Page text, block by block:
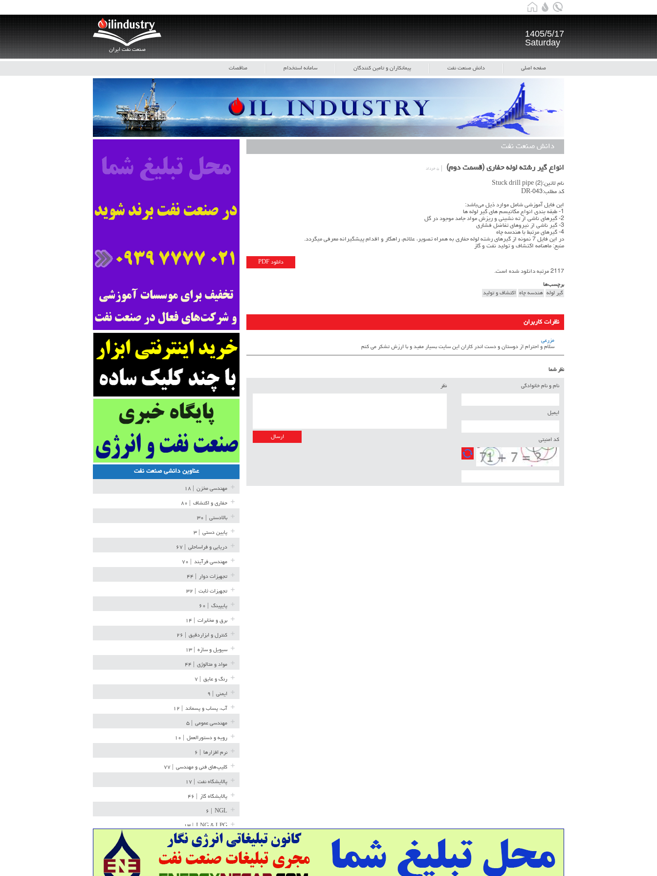
صنعت نفت ایران
1405/5/17
Saturday
صفحه اصلی دانش صنعت نفت پیمانکاران و تامین کنندگان سامانه استخدام مناقصات
دانش صنعت نفت
انواع گیر رشته لوله حفاری (قسمت دوم) ۵ خرداد
نام لاتین:Stuck drill pipe (2)
کد مطلب:DR-043
این فایل آموزشی شامل موارد ذیل می‌باشد:
1- طبقه بندی انواع مکانیسم های گیر لوله ها
2- گیرهای ناشی از ته نشینی و ریزش مواد جامد موجود در گل
3- گیر ناشی از نیروهای تفاضل فشاری
4- گیرهای مرتبط با هندسه چاه
در این فایل 7 نمونه از گیرهای رشته لوله حفاری به همراه تصویر، علائم، راهکار و اقدام پیشگیرانه معرفی میگردد.
منبع: ماهنامه اکتشاف و تولید نفت و گاز
دانلود PDF
2117 مرتبه دانلود شده است.
برچسب‌ها
گیر لوله هندسه چاه اکتشاف و تولید
نظرات کاربران
مزرعی
سلام و احترام از دوستان و دست اندر کاران این سایت بسیار مفید و با ارزش تشکر می کنم
نظر شما
نام و نام خانوادگی
ایمیل
کد امنیتی
نظر
عناوین دانشی صنعت نفت
مهندسی مخزن
حفاری و اکتشاف
بالادستی
پایین دستی
دریایی و فراساحلی
مهندسی فرآیند
تجهیزات دوار
تجهیزات ثابت
پایپینگ
برق و مخابرات
کنترل و ابزاردقیق
سیویل و سازه
مواد و متالوژی
رنگ و عایق
ایمنی
آب، پساب و پسماند
مهندسی عمومی
رویه و دستورالعمل
نرم افزارها
کلیپ‌های فنی و مهندسی
پالایشگاه نفت
پالایشگاه گاز
NGL
LNG & LPG | ۱۳
خط لوله | ۳۶
مخازن ذخیره